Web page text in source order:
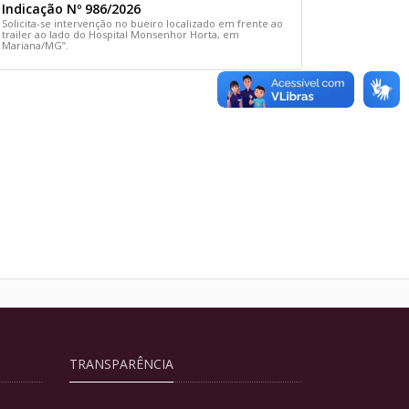
Indicação Nº 986/2026
Solicita-se intervenção no bueiro localizado em frente ao
trailer ao lado do Hospital Monsenhor Horta, em
Mariana/MG”.
TRANSPARÊNCIA